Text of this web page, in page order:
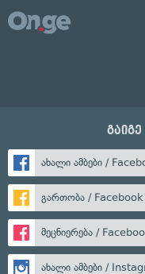
ახალი ამბები /
გართობა / Facebook
მეცნიერება /
ახალი ამბები /